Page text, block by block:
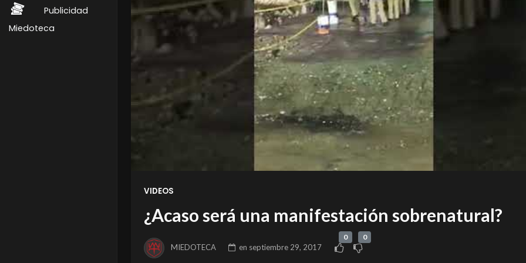
Publicidad
Miedoteca
VIDEOS
¿Acaso será una manifestación sobrenatural?
MIEDOTECA en septiembre 29, 2017
0 0